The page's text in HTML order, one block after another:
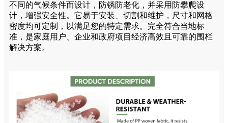
不同的气候条件而设计，防锈防老化，并采用防攀爬设
计，增强安全性。它易于安装、切割和维护，尺寸和网格
密度均可定制，以满足您的特定需求。完全符合当地标
准，是家庭用户、企业和政府项目经济高效且可靠的围栏
解决方案。